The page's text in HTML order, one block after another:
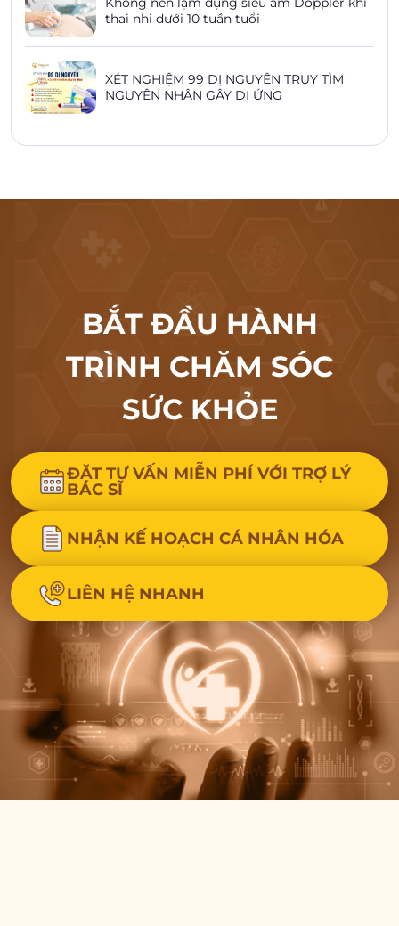
thai nhi dưới 10 tuần tuổi
XÉT NGHIỆM 99 DỊ NGUYÊN TRUY TÌM
NGUYÊN NHÂN GÂY DỊ ỨNG
BẮT ĐẦU HÀNH
TRÌNH CHĂM SÓC
SỨC KHỎE
ĐẶT TƯ VẤN MIỄN PHÍ VỚI TRỢ LÝ
BÁC SĨ
NHẬN KẾ HOẠCH CÁ NHÂN HÓA
LIÊN HỆ NHANH